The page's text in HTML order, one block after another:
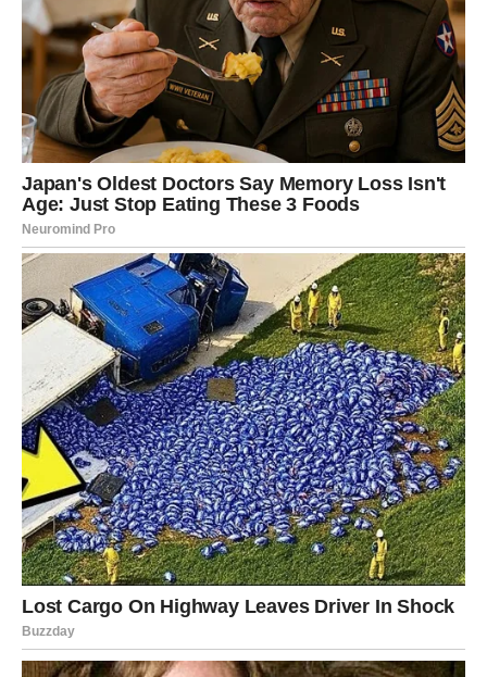
našao u situaciji gdje je morao da se osvrne na prekomjerne
tvrdnje o njegovom prijateljstvu. U jednom intervjuu je otvoreno
govorio o tim optužbama, ističući da iza tih tvrdnji stoje
neistinite informacije koje su plasirane bez osnovanih dokaza.
Ljuba je istakao da su prijateljstva u njegovom životu izuzetno
važna i da ih ne bi trebao oštetiti inflacionarni narativ koji često
prati javne ličnosti.